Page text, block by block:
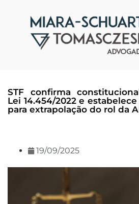
STF confirma
Lei 14.454/2022 e
para extrapolação do rol da
19/09/2025